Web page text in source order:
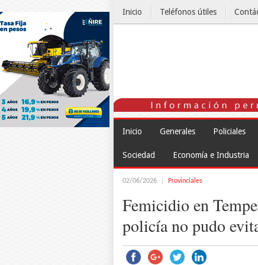
Inicio Teléfonos útiles
Inicio Generales Policiales
Sociedad Economía e Industria
02/06/2026 Provinciales
Femicidio en
policía no pudo